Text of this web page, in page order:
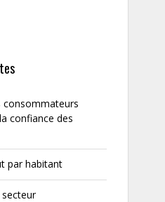
consommateurs
confiance des
par habitant